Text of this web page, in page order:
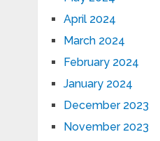
April 2024
March 2024
February 2024
January 2024
December 2023
November 2023